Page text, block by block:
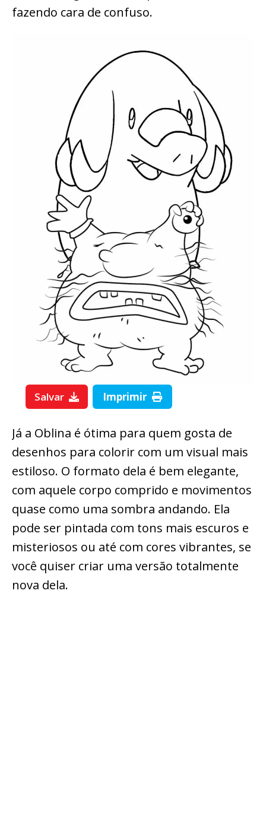
fazendo cara de confuso.
Salvar Imprimir
Já a Oblina é ótima para quem gosta de
desenhos para colorir com um visual mais
estiloso. O formato dela é bem elegante,
com aquele corpo comprido e movimentos
quase como uma sombra andando. Ela
pode ser pintada com tons mais escuros e
misteriosos ou até com cores vibrantes, se
você quiser criar uma versão totalmente
nova dela.